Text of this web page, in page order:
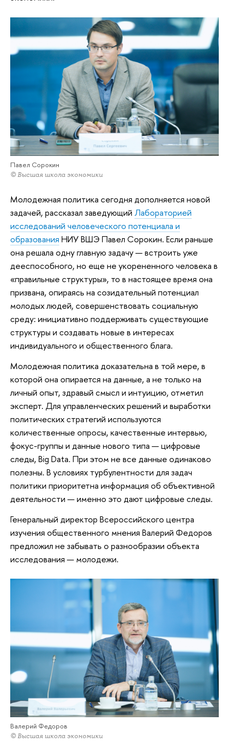
Павел Сорокин
© Высшая школа экономики
Молодежная политика сегодня дополняется новой
задачей, рассказал заведующий Лабораторией
исследований человеческого потенциала и
образования НИУ ВШЭ Павел Сорокин. Если раньше
она решала одну главную задачу — встроить уже
дееспособного, но еще не укорененного человека в
«правильные структуры», то в настоящее время она
призвана, опираясь на созидательный потенциал
молодых людей, совершенствовать социальную
среду: инициативно поддерживать существующие
структуры и создавать новые в интересах
индивидуального и общественного блага.
Молодежная политика доказательна в той мере, в
которой она опирается на данные, а не только на
личный опыт, здравый смысл и интуицию, отметил
эксперт. Для управленческих решений и выработки
политических стратегий используются
количественные опросы, качественные интервью,
фокус-группы и данные нового типа — цифровые
следы, Big Data. При этом не все данные одинаково
полезны. B условиях турбулентности для задач
политики приоритетна информация об объективной
деятельности — именно это дают цифровые следы.
Генеральный директор Всероссийского центра
изучения общественного мнения Валерий Федоров
предложил не забывать о разнообразии объекта
исследования — молодежи.
Валерий Федоров
© Высшая школа экономики